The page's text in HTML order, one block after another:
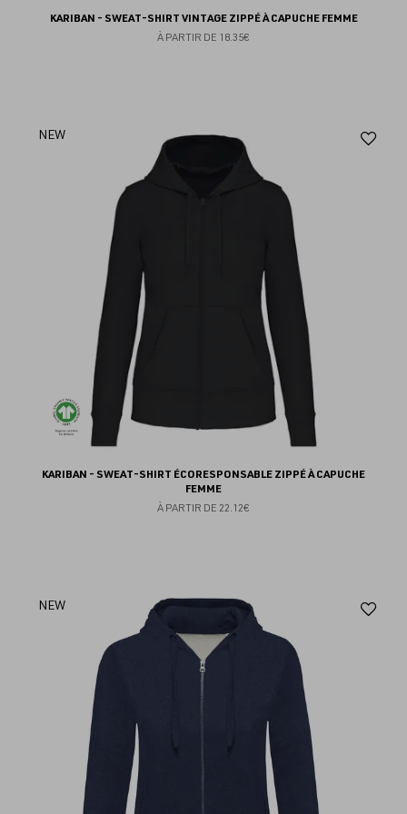
KARIBAN - SWEAT-SHIRT VINTAGE ZIPPÉ À CAPUCHE FEMME
À PARTIR DE 18.35€
NEW
KARIBAN - SWEAT-SHIRT ÉCORESPONSABLE ZIPPÉ À CAPUCHE
FEMME
À PARTIR DE 22.12€
NEW